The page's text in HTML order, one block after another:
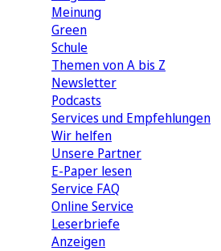
Meinung
Green
Schule
Themen von A bis Z
Newsletter
Podcasts
Services und Empfehlungen
Wir helfen
Unsere Partner
E-Paper lesen
Service FAQ
Online Service
Leserbriefe
Anzeigen